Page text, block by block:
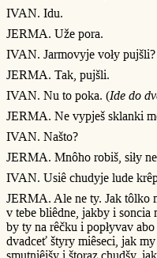
IVAN. Idu.
JERMA. Uže pora.
IVAN. Jarmovyje voły pujšli?
JERMA. Tak, pujšli.
IVAN. Nu to poka. (Ide do
JERMA. Ne vypješ sklanki
IVAN. Našto?
JERMA. Mnôho robiš, siły
IVAN. Usiê chudyje lude
JERMA. Ale ne ty. Jak tôlko
v tebe bliêdne, jakby i soncia
by ty na rêčku i popłyvav
dvadceť štyry miêseci, jak
smutniêjšy i štoraz chudšy,